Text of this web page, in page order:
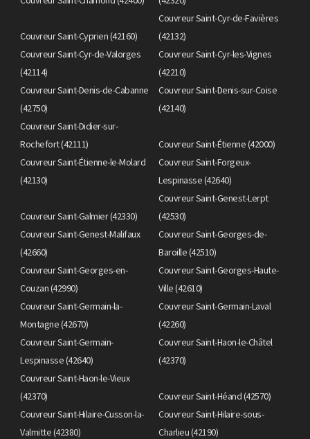
Couvreur Saint-Cyprien (42160)
Couvreur Saint-Cyr-de-Favières
(42132)
Couvreur Saint-Cyr-de-Valorges
(42114)
Couvreur Saint-Cyr-les-Vignes
(42210)
Couvreur Saint-Denis-de-Cabanne
(42750)
Couvreur Saint-Denis-sur-Coise
(42140)
Couvreur Saint-Didier-sur-
Rochefort (42111)
Couvreur Saint-Étienne (42000)
Couvreur Saint-Étienne-le-Molard
(42130)
Couvreur Saint-Forgeux-
Lespinasse (42640)
Couvreur Saint-Galmier (42330)
Couvreur Saint-Genest-Lerpt
(42530)
Couvreur Saint-Genest-Malifaux
(42660)
Couvreur Saint-Georges-de-
Baroille (42510)
Couvreur Saint-Georges-en-
Couzan (42990)
Couvreur Saint-Georges-Haute-
Ville (42610)
Couvreur Saint-Germain-la-
Montagne (42670)
Couvreur Saint-Germain-Laval
(42260)
Couvreur Saint-Germain-
Lespinasse (42640)
Couvreur Saint-Haon-le-Châtel
(42370)
Couvreur Saint-Haon-le-Vieux
(42370)
Couvreur Saint-Héand (42570)
Couvreur Saint-Hilaire-Cusson-la-
Valmitte (42380)
Couvreur Saint-Hilaire-sous-
Charlieu (42190)